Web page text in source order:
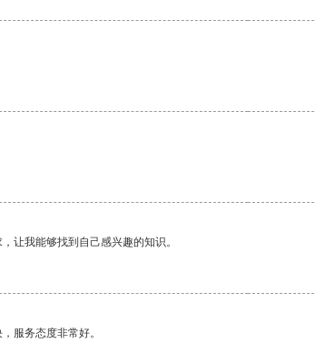
让我能够找到自己感兴趣的知识。
服务态度非常好。